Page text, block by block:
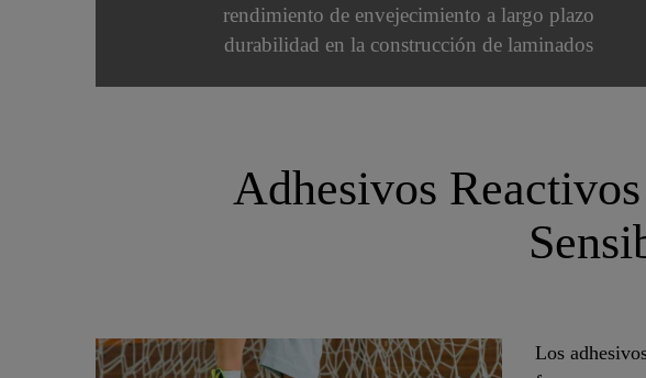
rendimiento de envejecimiento a largo plazo
durabilidad en la construcción de laminados
Adhesivos
Los